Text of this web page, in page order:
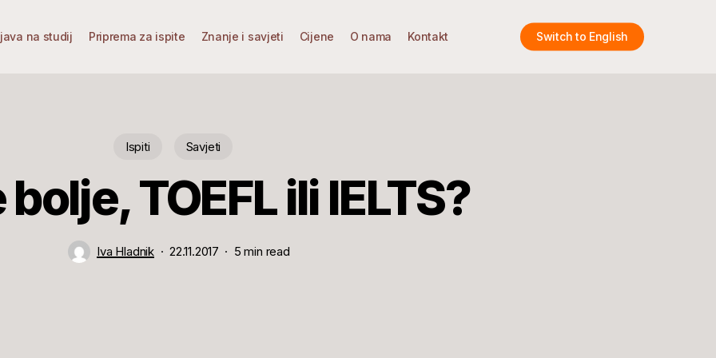
na studij Priprema za ispite Znanje i savjeti Cijene O nama Kontakt Switch to English
Ispiti Savjeti
TOEFL ili IELTS?
Iva Hladnik 22.11.2017 5 min read